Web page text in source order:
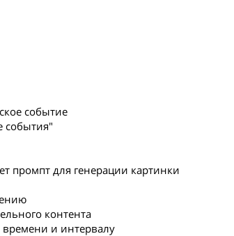
событие
события"
промпт для генерации картинки
контента
времени и интервалу